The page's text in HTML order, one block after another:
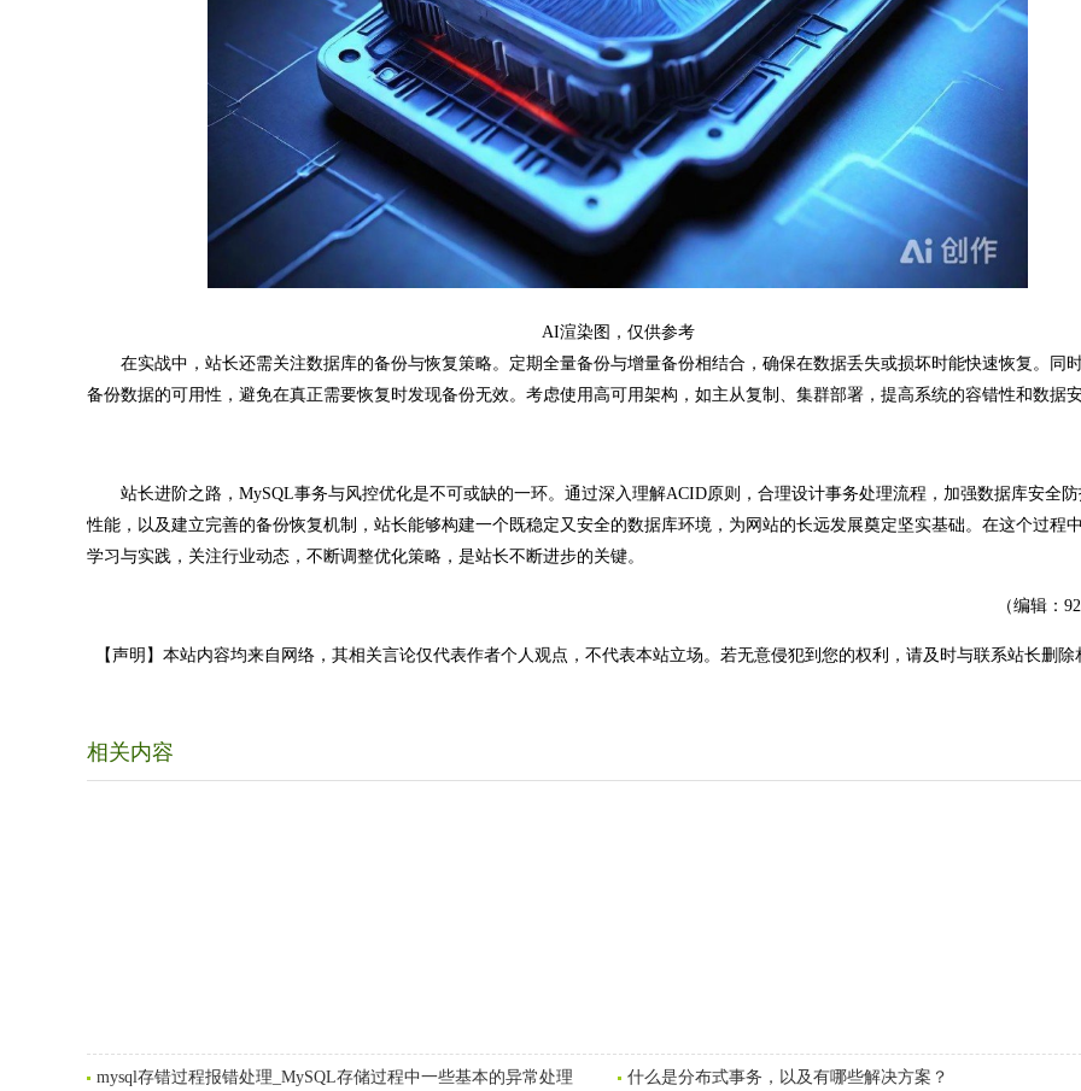
AI渲染图，仅供参考
在实战中，站长还需关注数据库的备份与恢复策略。定期全量备份与增量备份相结合，确保在数据丢失或损坏时能快速恢复。同
备份数据的可用性，避免在真正需要恢复时发现备份无效。考虑使用高可用架构，如主从复制、集群部署，提高系统的容错性和数据安
站长进阶之路，MySQL事务与风控优化是不可或缺的一环。通过深入理解ACID原则，合理设计事务处理流程，加强数据库安全
性能，以及建立完善的备份恢复机制，站长能够构建一个既稳定又安全的数据库环境，为网站的长远发展奠定坚实基础。在这个过程
学习与实践，关注行业动态，不断调整优化策略，是站长不断进步的关键。
（编辑：
【声明】本站内容均来自网络，其相关言论仅代表作者个人观点，不代表本站立场。若无意侵犯到您的权利，请及时与联系站长删除
相关内容
mysql存错过程报错处理_MySQL存储过程中一些基本的异常处理 什么是分布式事务，以及有哪些解决方案？